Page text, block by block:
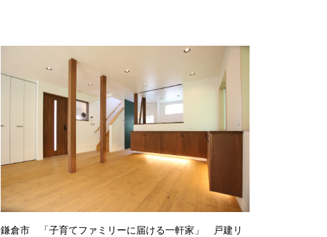
鎌倉市 「子育てファミリーに届ける一軒家」 戸建リ